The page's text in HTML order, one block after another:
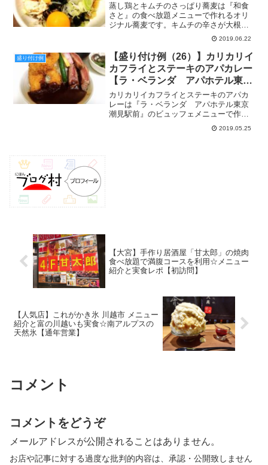
蒸し鶏とキムチのさっぱり蕎麦は『和食
さと』の食べ放題メニューで作れるオリ
ジナル蕎麦です。キムチの辛さが大根お
ろしでマイルドになり、サラダ感覚でさ
っぱりいただける一杯。盛り付け例と
は、食べ放題を楽しむための参考画像の
ようなものです。イマジネー...
2019.06.22
盛り付け例
【盛り付け例（26）】カリカリイ
カフライとステーキのアパカレー
【ラ・ベランダ アパホテル東京
潮見駅前】
カリカリイカフライとステーキのアパカ
レーは『ラ・ベランダ アパホテル東京
潮見駅前』のビュッフェメニューで作れ
るオリジナルカレーです。専門店を出す
ほど力を入れたアパホテル自慢のカレー
2019.05.25
【大宮】手作り居酒屋「甘太郎」の焼肉
食べ放題で満腹コースを利用☆メニュー
紹介と実食レポ【初訪問】
【人気店】これがかき氷 川越市 メニュー
紹介と富の川越いも実食☆南アルプスの
天然氷【通年営業】
コメント
コメントをどうぞ
メールアドレスが公開されることはありません。
お店や記事に対する過度な批判的内容は、承認・公開致しません